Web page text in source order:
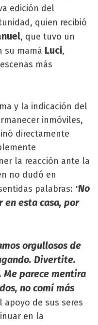
edición del
quien recibió
, que tuvo un
su mamá Luci,
más
y la indicación del
inmóviles,
directamente
la reacción ante la
no dudó en
palabras: "No
en esta casa, por
orgullosos de
Divertite.
Me parece mentira
no comí más
apoyo de sus seres
en la